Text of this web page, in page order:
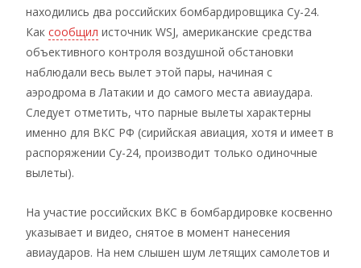
находились два российских бомбардировщика Су-24.
Как сообщил источник WSJ, американские средства
объективного контроля воздушной обстановки
наблюдали весь вылет этой пары, начиная с
аэродрома в Латакии и до самого места авиаудара.
Следует отметить, что парные вылеты характерны
именно для ВКС РФ (сирийская авиация, хотя и имеет в
распоряжении Су-24, производит только одиночные
вылеты).
На участие российских ВКС в бомбардировке косвенно
указывает и видео, снятое в момент нанесения
авиаударов. На нем слышен шум летящих самолетов и